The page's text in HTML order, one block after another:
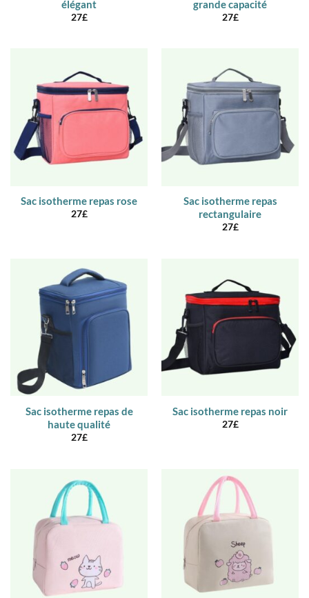
élégant
27£
grande capacité
27£
Sac isotherme repas rose
27£
Sac isotherme repas
rectangulaire
27£
Sac isotherme repas de
haute qualité
27£
Sac isotherme repas noir
27£